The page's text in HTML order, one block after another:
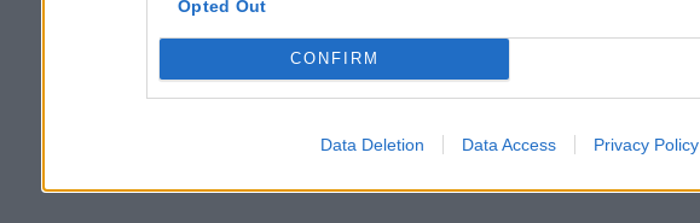
Opted Out
CONFIRM
Data Deletion Data Access Privacy Policy